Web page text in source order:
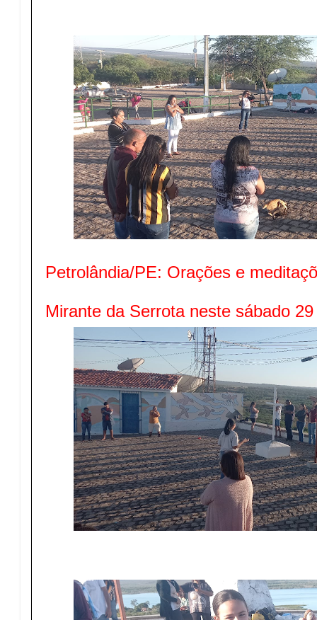
Petrolândia/PE: Orações e
Mirante da Serrota neste sábado